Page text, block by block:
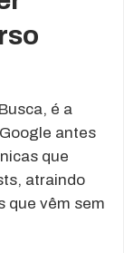
é a
antes
que
atraindo
que vêm sem